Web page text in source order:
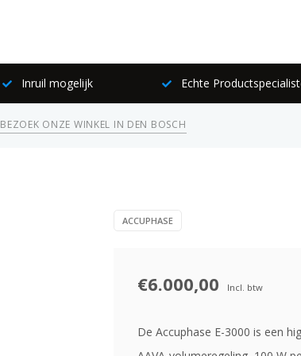
Inruil mogelijk Echte
BEZOEK ONZE WINKEL IN DEN BOSCH
ACCUPHASE
€6.000,00 Incl. btw
De Accuphase E-3000 is een